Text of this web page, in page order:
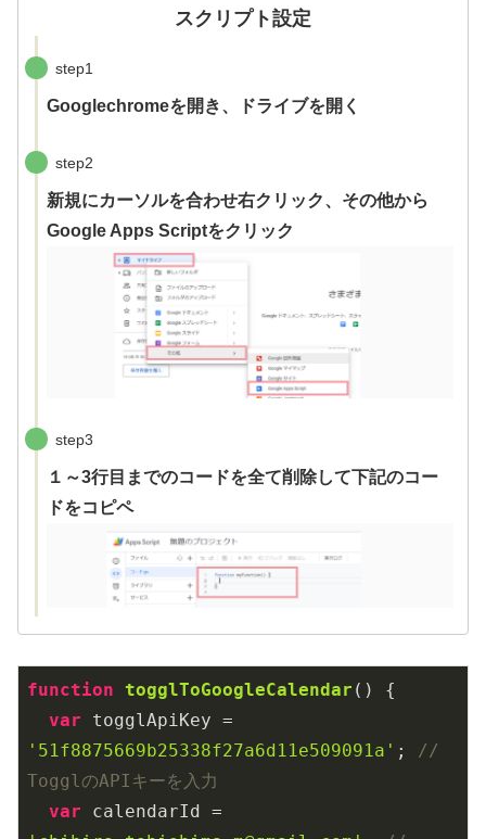
スクリプト設定
step1
Googlechromeを開き、 ドライブを開く
step2
新規にカーソルを合わせ右クリック、その他から
Google Apps Scriptをクリック
step3
１～3行目までのコードを全て削除して下記のコー
ドをコピペ
function togglToGoogleCalendar ( ) {
var
'51f8875669b25338f27a6d11e509091a' ; //
TogglのAPIキーを入力
var